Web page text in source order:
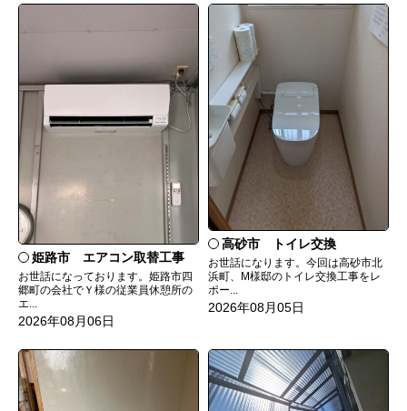
姫路市 エアコン取替工事
お世話になっております。姫路市四
郷町の会社でＹ様の従業員休憩所の
エ...
2026年08月06日
高砂市 トイレ交換
お世話になります。今回は高砂市北
浜町、M様邸のトイレ交換工事をレ
ポー...
2026年08月05日